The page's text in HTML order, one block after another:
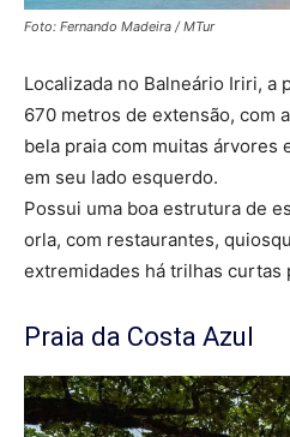
Foto: Fernando Madeira / MTur
Localizada no Balneário Iriri, a
670 metros de extensão, com
bela praia com muitas árvores
em seu lado esquerdo.
Possui uma boa estrutura de
orla, com restaurantes,
extremidades há trilhas curtas
Praia da Costa Azul